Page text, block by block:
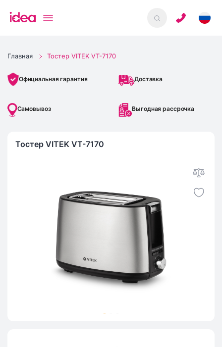
Главная Тостер VITEK VT-7170
Официальная гарантия Доставка
Самовывоз Выгодная рассрочка
Тостер VITEK VT-7170